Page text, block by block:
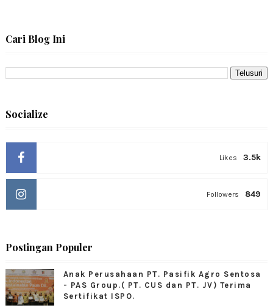
Cari Blog Ini
Socialize
3.5k
Likes
849
Followers
Postingan Populer
Anak Perusahaan PT. Pasifik Agro Sentosa
- PAS Group.( PT. CUS dan PT. JV) Terima
Sertifikat ISPO.